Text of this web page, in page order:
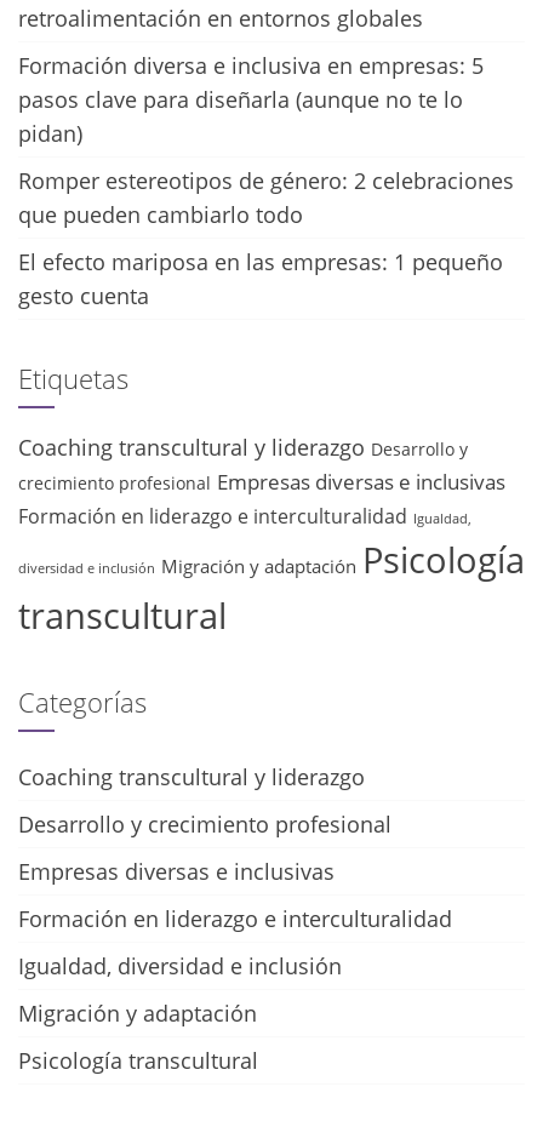
retroalimentación en entornos globales
Formación diversa e inclusiva en empresas: 5
pasos clave para diseñarla (aunque no te lo
pidan)
Romper estereotipos de género: 2 celebraciones
que pueden cambiarlo todo
El efecto mariposa en las empresas: 1 pequeño
gesto cuenta
Etiquetas
Coaching transcultural y liderazgo Desarrollo y
crecimiento profesional Empresas diversas e inclusivas
Formación en liderazgo e interculturalidad Igualdad,
diversidad e inclusión Migración y adaptación Psicología
transcultural
Categorías
Coaching transcultural y liderazgo
Desarrollo y crecimiento profesional
Empresas diversas e inclusivas
Formación en liderazgo e interculturalidad
Igualdad, diversidad e inclusión
Migración y adaptación
Psicología transcultural